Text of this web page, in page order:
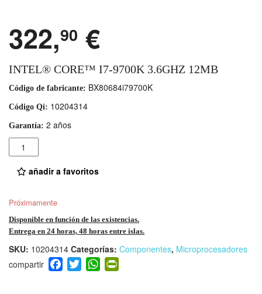
322,90 €
INTEL® CORE™ I7-9700K 3.6GHZ 12MB
Código de fabricante: BX80684i79700K
Código Qi: 10204314
Garantía: 2 años
Cantidad
añadir a favoritos
Próximamente
Disponible en función de las existencias.
Entrega en 24 horas, 48 horas entre islas.
SKU: 10204314 Categorías: Componentes, Microprocesadores
F
a
T
wi
W
h